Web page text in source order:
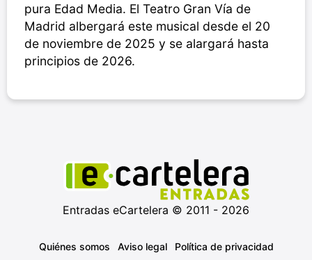
pura Edad Media. El Teatro Gran Vía de
Madrid albergará este musical desde el 20
de noviembre de 2025 y se alargará hasta
principios de 2026.
Entradas eCartelera © 2011 - 2026
Quiénes somos Aviso legal
Política de privacidad